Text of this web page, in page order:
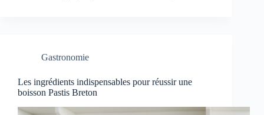
Gastronomie
Les ingrédients indispensables pour réussir une
boisson Pastis Breton